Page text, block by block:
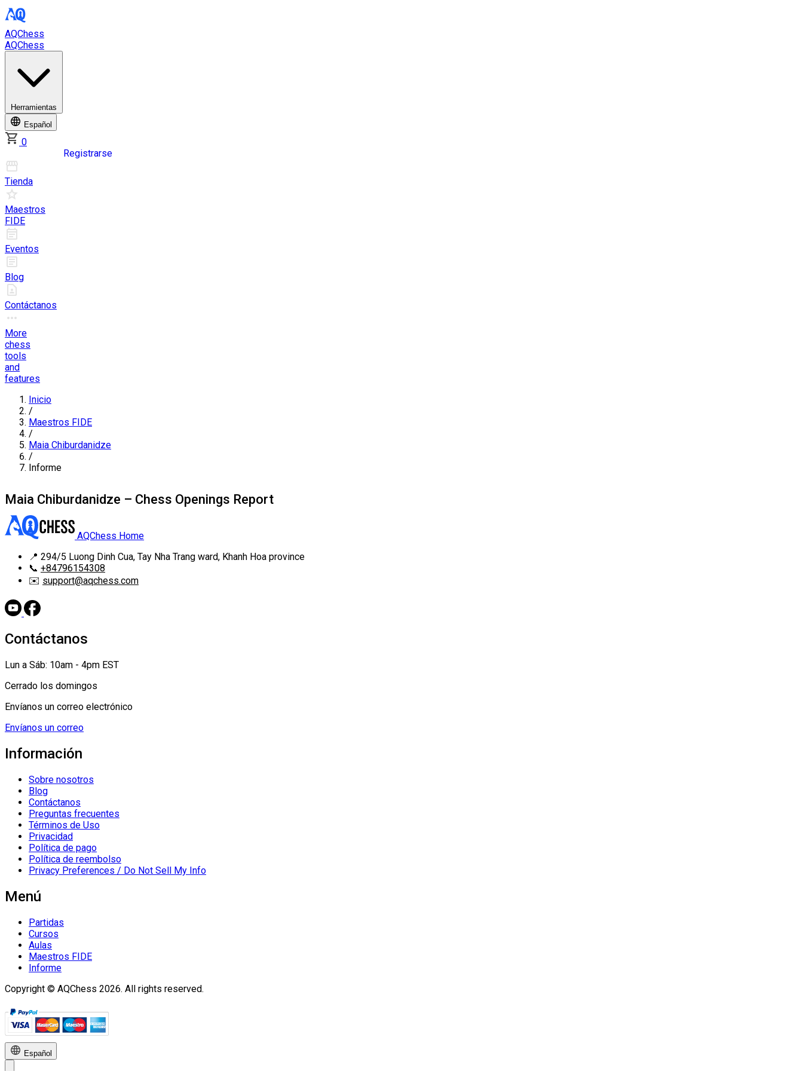
AQChess
AQChess
Herramientas
Español
0
Registrarse
Tienda
Maestros
FIDE
Eventos
Blog
Contáctanos
More
chess
tools
and
features
Inicio
/
Maestros FIDE
/
Maia Chiburdanidze
/
Informe
Maia Chiburdanidze – Chess Openings Report
AQChess Home
📍 294/5 Luong Dinh Cua, Tay Nha Trang ward, Khanh Hoa province
📞 +84796154308
✉️ support@aqchess.com
Contáctanos
Lun a Sáb: 10am - 4pm EST
Cerrado los domingos
Envíanos un correo electrónico
Envíanos un correo
Información
Sobre nosotros
Blog
Contáctanos
Preguntas frecuentes
Términos de Uso
Privacidad
Política de pago
Política de reembolso
Privacy Preferences / Do Not Sell My Info
Menú
Partidas
Cursos
Aulas
Maestros FIDE
Informe
Copyright © AQChess 2026. All rights reserved.
Español